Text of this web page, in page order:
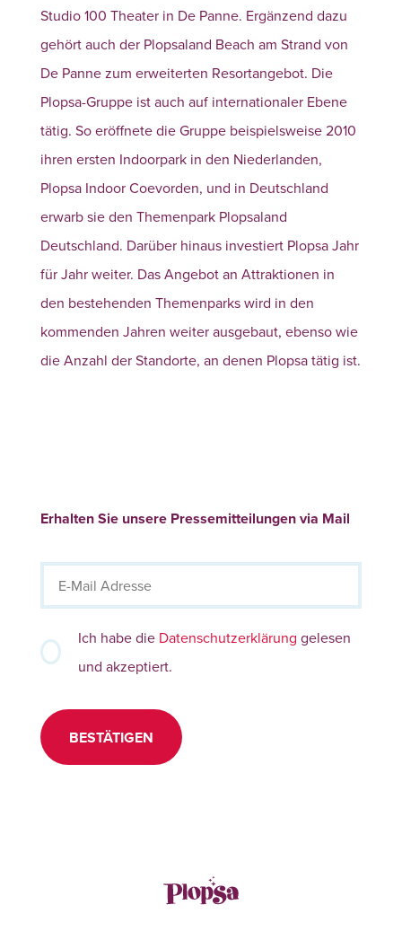
Studio 100 Theater in De Panne. Ergänzend dazu
gehört auch der Plopsaland Beach am Strand von
De Panne zum erweiterten Resortangebot. Die
Plopsa-Gruppe ist auch auf internationaler Ebene
tätig. So eröffnete die Gruppe beispielsweise 2010
ihren ersten Indoorpark in den Niederlanden,
Plopsa Indoor Coevorden, und in Deutschland
erwarb sie den Themenpark Plopsaland
Deutschland. Darüber hinaus investiert Plopsa Jahr
für Jahr weiter. Das Angebot an Attraktionen in
den bestehenden Themenparks wird in den
kommenden Jahren weiter ausgebaut, ebenso wie
die Anzahl der Standorte, an denen Plopsa tätig ist.
Erhalten Sie unsere Pressemitteilungen via Mail
Ich habe die Datenschutzerklärung gelesen
und akzeptiert.
BESTÄTIGEN